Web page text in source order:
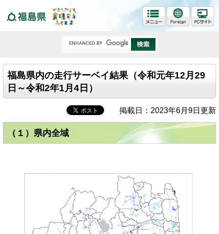
福島県内の走行サーベイ結果（令和元年12月29
日～令和2年1月4日）
掲載日：2023年6月9日更新
（１）県内全域